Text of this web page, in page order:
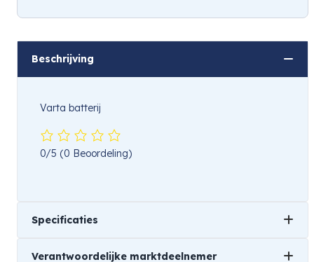
Beschrijving
Varta batterij
0/5 (0 Beoordeling)
Specificaties
Verantwoordelijke marktdeelnemer